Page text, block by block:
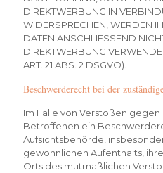
DIREKTWERBUNG IN
WIDERSPRECHEN, WERDEN
DATEN ANSCHLIESSEND
DIREKTWERBUNG
ART. 21 ABS. 2 DSGVO).
Beschwerde­recht bei der
Im Falle von Verstößen
Betroffenen ein
Aufsichtsbehörde,
gewöhnlichen Aufenthalts,
Orts des mutmaßlichen